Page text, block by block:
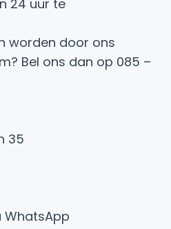
24 uur te
worden door ons
Bel ons dan op 085 –
35
WhatsApp